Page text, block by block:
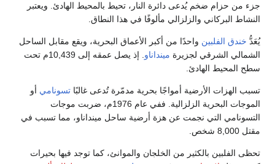
جزء من حزام ضخم يُدعى دائرة النار، تحيط بالمحيط الهادئ. ويعتبر
النشاط البركاني والزلزالي مألوفًا في هذا النطاق.
يُعَدُّ خندق الفلبين واحدًا من أكبر الأعماق البحرية، ويقع مقابل الساحل
الشمالي الشرقي لجزيرة مينداناو
. إذ يصل عمقه إلى 10,439م تحت
سطح المحيط الهادئ.
تسبب الهزات الأرضية أمواجًا بحرية مدمّرة تُدعى غالبًا تسونامي أو
الموجات البحرية الزلزالية. ففي عام 1976م، ضربت موجات
التسونامي التي نجمت عن هزة أرضية ساحل مينداناو، مما تسبب في
مقتل 8,000 شخص.
تحظى الفلبين بالكثير من الخلجان والموانئ، كما توجد فيها بحيرات